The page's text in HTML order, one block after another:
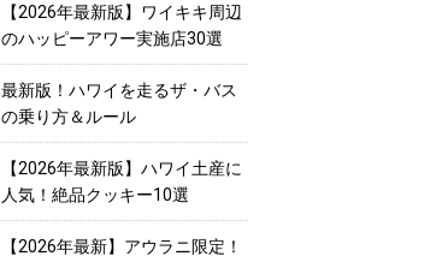
【2026年最新版】ワイキキ周辺
のハッピーアワー実施店30選
最新版！ハワイを走るザ・バス
の乗り方＆ルール
【2026年最新版】ハワイ土産に
人気！絶品クッキー10選
【2026年最新】アウラニ限定！